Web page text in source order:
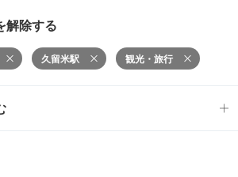
解除する
久留米駅 観光・旅行